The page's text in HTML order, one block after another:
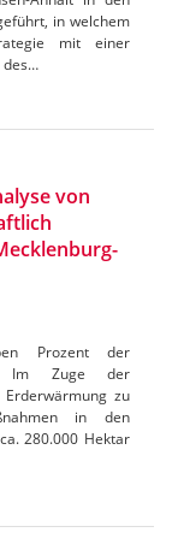
in welchem
mit einer
des…
von
Prozent der
Im Zuge der
Erderwärmung zu
in den
280.000 Hektar